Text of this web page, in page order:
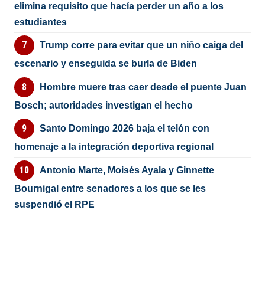
elimina requisito que hacía perder un año a los
estudiantes
Trump corre para evitar que un niño caiga del
escenario y enseguida se burla de Biden
Hombre muere tras caer desde el puente Juan
Bosch; autoridades investigan el hecho
Santo Domingo 2026 baja el telón con
homenaje a la integración deportiva regional
Antonio Marte, Moisés Ayala y Ginnette
Bournigal entre senadores a los que se les
suspendió el RPE